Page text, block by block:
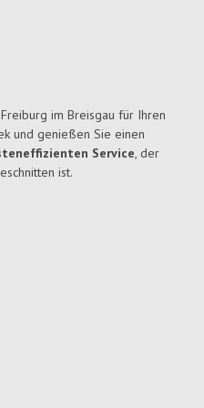
im Breisgau für Ihren
und genießen Sie einen
Service, der
ist.